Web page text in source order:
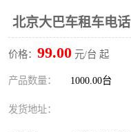
北京大巴车租车电话
价格： 99.00 元/台 起
产品数量： 1000.00台
发货地址：